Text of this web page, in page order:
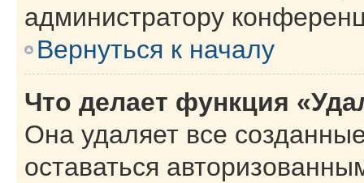
администратору
Вернуться к началу
Что делает функция
Она удаляет все
оставаться